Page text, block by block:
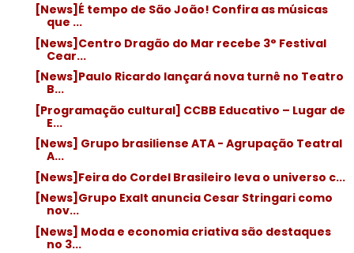
[News]É tempo de São João! Confira as músicas
que ...
[News]Centro Dragão do Mar recebe 3° Festival
Cear...
[News]Paulo Ricardo lançará nova turnê no Teatro
B...
[Programação cultural] CCBB Educativo – Lugar de
E...
[News] Grupo brasiliense ATA - Agrupação Teatral
A...
[News]Feira do Cordel Brasileiro leva o universo c...
[News]Grupo Exalt anuncia Cesar Stringari como
nov...
[News] Moda e economia criativa são destaques
no 3...